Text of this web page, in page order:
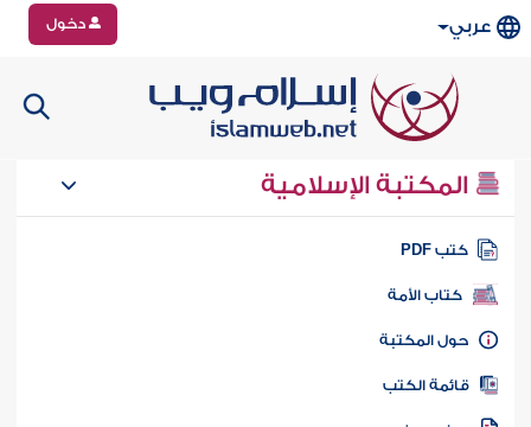
عربي دخول
المكتبة الإسلامية
كتب PDF
كتاب الأمة
المكتبة